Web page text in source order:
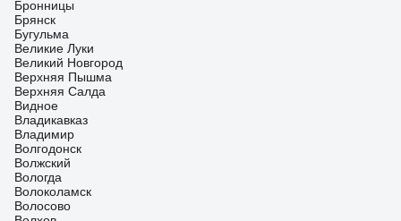
Бронницы
Брянск
Бугульма
Великие Луки
Великий Новгород
Верхняя Пышма
Верхняя Салда
Видное
Владикавказ
Владимир
Волгодонск
Волжский
Вологда
Волоколамск
Волосово